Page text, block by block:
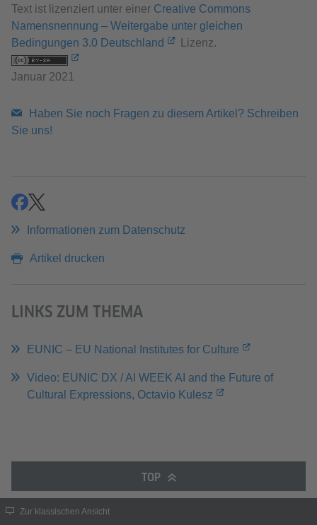
Text ist lizenziert unter einer Creative Commons
Namensnennung – Weitergabe unter gleichen
Bedingungen 3.0 Deutschland
Lizenz.
Januar 2021
Haben Sie noch Fragen zu diesem Artikel? Schreiben
Sie uns!
teilenteilen
Informationen zum Datenschutz
Artikel drucken
LINKS ZUM THEMA
EUNIC – EU National Institutes for Culture
Video: EUNIC DX / AI WEEK AI and the Future of
Cultural Expressions, Octavio Kulesz
TOP
Zur klassischen Ansicht